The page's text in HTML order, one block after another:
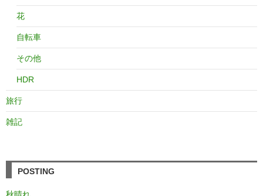
花
自転車
その他
HDR
旅行
雑記
POSTING